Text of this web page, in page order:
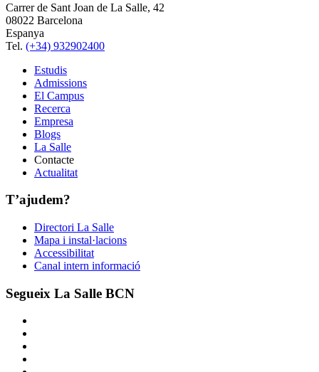
Carrer de Sant Joan de La Salle, 42
08022 Barcelona
Espanya
Tel. (+34) 932902400
Estudis
Admissions
El Campus
Recerca
Empresa
Blogs
La Salle
Contacte
Actualitat
T’ajudem?
Directori La Salle
Mapa i instal·lacions
Accessibilitat
Canal intern informació
Segueix La Salle BCN